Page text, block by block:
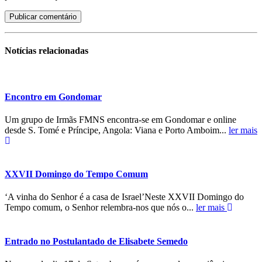
Notícias relacionadas
Encontro em Gondomar
Um grupo de Irmãs FMNS encontra-se em Gondomar e online
desde S. Tomé e Príncipe, Angola: Viana e Porto Amboim... ler mais
XXVII Domingo do Tempo Comum
‘A vinha do Senhor é a casa de Israel’Neste XXVII Domingo do
Tempo comum, o Senhor relembra-nos que nós o... ler mais
Entrado no Postulantado de Elisabete Semedo